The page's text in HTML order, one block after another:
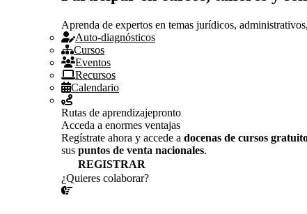
Aprenda de expertos en temas jurídicos,
Auto-diagnósticos
Cursos
Eventos
Recursos
Calendario
Rutas de aprendizajepronto
Acceda a enormes ventajas
Regístrate ahora y accede a docenas de cursos
sus puntos de venta nacionales.
REGISTRAR
¿Quieres colaborar?